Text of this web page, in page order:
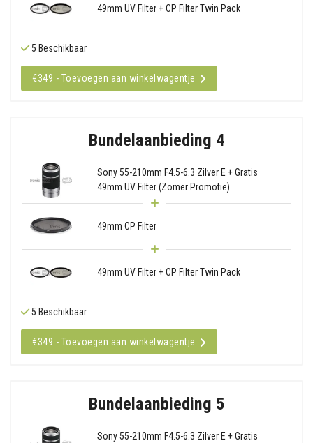
49mm UV Filter + CP Filter Twin Pack
5 Beschikbaar
€349 - Toevoegen aan winkelwagentje
Bundelaanbieding 4
Sony 55-210mm F4.5-6.3 Zilver E + Gratis
49mm UV Filter (Zomer Promotie)
49mm CP Filter
49mm UV Filter + CP Filter Twin Pack
5 Beschikbaar
€349 - Toevoegen aan winkelwagentje
Bundelaanbieding 5
Sony 55-210mm F4.5-6.3 Zilver E + Gratis